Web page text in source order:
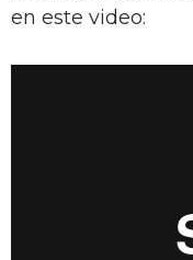
en este video: